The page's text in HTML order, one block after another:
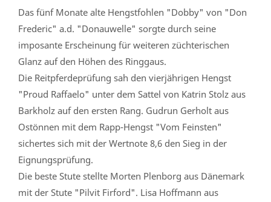
Das fünf Monate alte Hengstfohlen "Dobby" von "Don
Frederic" a.d. "Donauwelle" sorgte durch seine
imposante Erscheinung für weiteren züchterischen
Glanz auf den Höhen des Ringgaus.
Die Reitpferdeprüfung sah den vierjährigen Hengst
"Proud Raffaelo" unter dem Sattel von Katrin Stolz aus
Barkholz auf den ersten Rang. Gudrun Gerholt aus
Ostönnen mit dem Rapp-Hengst "Vom Feinsten"
sichertes sich mit der Wertnote 8,6 den Sieg in der
Eignungsprüfung.
Die beste Stute stellte Morten Plenborg aus Dänemark
mit der Stute "Pilvit Firford". Lisa Hoffmann aus